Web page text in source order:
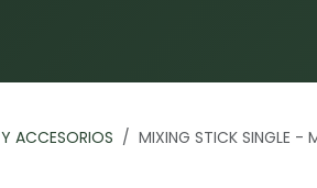
ACCESORIOS MIXING STICK SINGLE -